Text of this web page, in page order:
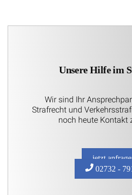
Unsere Hilfe im
Wir sind Ihr
Strafrecht und
noch heute Kontakt
jetzt
02732 -